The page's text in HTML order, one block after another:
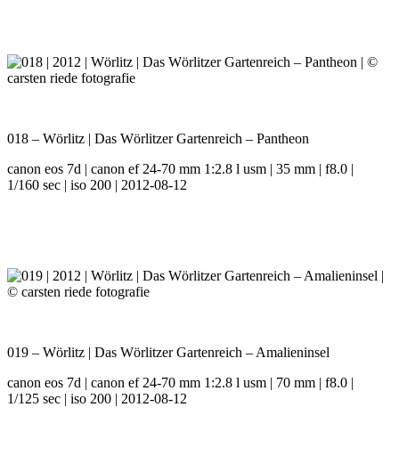
018 – Wörlitz | Das Wörlitzer Gartenreich – Pantheon
canon eos 7d | canon ef 24-70 mm 1:2.8 l usm | 35 mm | f8.0 |
1/160 sec | iso 200 | 2012-08-12
019 – Wörlitz | Das Wörlitzer Gartenreich – Amalieninsel
canon eos 7d | canon ef 24-70 mm 1:2.8 l usm | 70 mm | f8.0 |
1/125 sec | iso 200 | 2012-08-12